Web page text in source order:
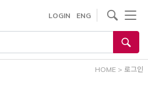
LOGIN ENG
HOME > 로그인